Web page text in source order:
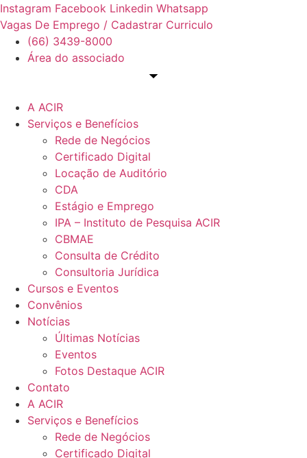
Ir
para
conteúdo
Instagram Facebook Linkedin Whatsapp
Vagas De Emprego / Cadastrar Curriculo
(66) 3439-8000
Área do associado
A ACIR
Serviços e Benefícios
Rede de Negócios
Certificado Digital
Locação de Auditório
CDA
Estágio e Emprego
IPA – Instituto de Pesquisa ACIR
CBMAE
Consulta de Crédito
Consultoria Jurídica
Cursos e Eventos
Convênios
Notícias
Últimas Notícias
Eventos
Fotos Destaque ACIR
Contato
A ACIR
Serviços e Benefícios
Rede de Negócios
Certificado Digital